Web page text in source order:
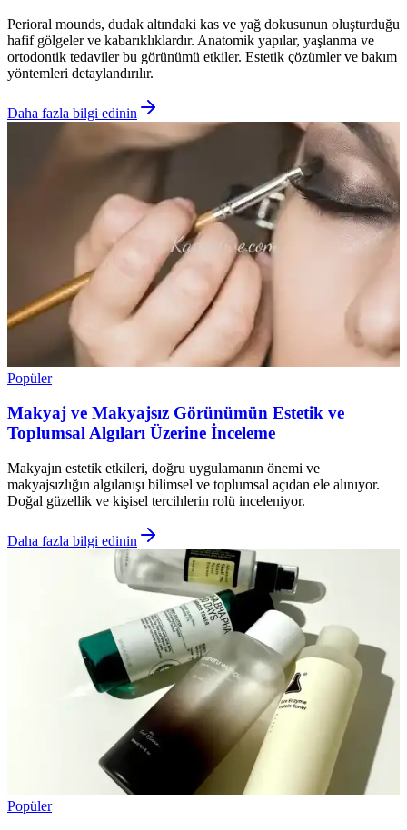
Perioral mounds, dudak altındaki kas ve yağ dokusunun oluşturduğu
hafif gölgeler ve kabarıklıklardır. Anatomik yapılar, yaşlanma ve
ortodontik tedaviler bu görünümü etkiler. Estetik çözümler ve bakım
yöntemleri detaylandırılır.
Daha fazla bilgi edinin
Popüler
Makyaj ve Makyajsız Görünümün Estetik ve
Toplumsal Algıları Üzerine İnceleme
Makyajın estetik etkileri, doğru uygulamanın önemi ve
makyajsızlığın algılanışı bilimsel ve toplumsal açıdan ele alınıyor.
Doğal güzellik ve kişisel tercihlerin rolü inceleniyor.
Daha fazla bilgi edinin
Popüler